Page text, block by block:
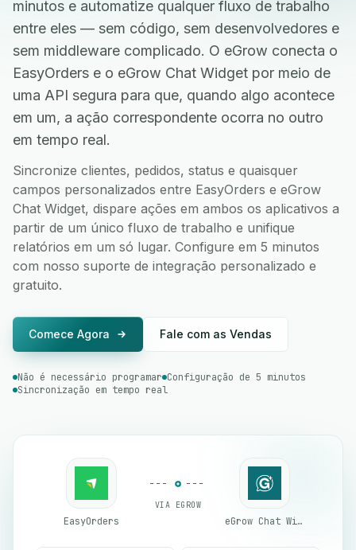
minutos e automatize qualquer fluxo de trabalho
entre eles — sem código, sem desenvolvedores e
sem middleware complicado. O eGrow conecta o
EasyOrders e o eGrow Chat Widget por meio de
uma API segura para que, quando algo acontece
em um, a ação correspondente ocorra no outro
em tempo real.
Sincronize clientes, pedidos, status e quaisquer
campos personalizados entre EasyOrders e eGrow
Chat Widget, dispare ações em ambos os aplicativos a
partir de um único fluxo de trabalho e unifique
relatórios em um só lugar. Configure em 5 minutos
com nosso suporte de integração personalizado e
gratuito.
Comece Agora Fale com as Vendas
Não é necessário programar Configuração de 5 minutos
Sincronização em tempo real
EasyOrders
VIA EGROW
eGrow Chat Widget